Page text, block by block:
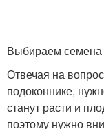
Выбираем семена
Отвечая на
подоконнике,
станут расти и
поэтому нужно